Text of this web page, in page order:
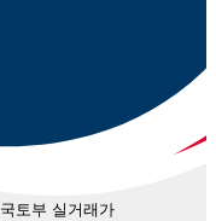
국토부 실거래가